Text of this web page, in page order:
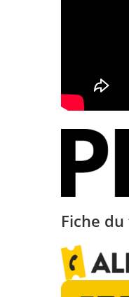
Fiche